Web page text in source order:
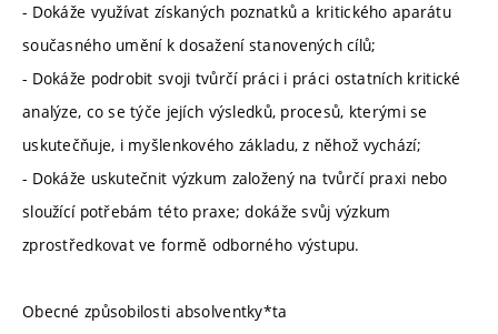
- Dokáže využívat získaných poznatků a kritického aparátu
současného umění k dosažení stanovených cílů;
- Dokáže podrobit svoji tvůrčí práci i práci ostatních kritické
analýze, co se týče jejích výsledků, procesů, kterými se
uskutečňuje, i myšlenkového základu, z něhož vychází;
- Dokáže uskutečnit výzkum založený na tvůrčí praxi nebo
sloužící potřebám této praxe; dokáže svůj výzkum
zprostředkovat ve formě odborného výstupu.
Obecné způsobilosti absolventky*ta